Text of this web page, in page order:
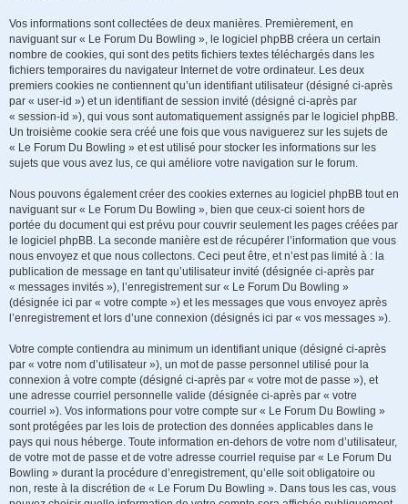
Vos informations sont collectées de deux manières. Premièrement, en
naviguant sur « Le Forum Du Bowling », le logiciel phpBB créera un certain
nombre de cookies, qui sont des petits fichiers textes téléchargés dans les
fichiers temporaires du navigateur Internet de votre ordinateur. Les deux
premiers cookies ne contiennent qu’un identifiant utilisateur (désigné ci-après
par « user-id ») et un identifiant de session invité (désigné ci-après par
« session-id »), qui vous sont automatiquement assignés par le logiciel phpBB.
Un troisième cookie sera créé une fois que vous naviguerez sur les sujets de
« Le Forum Du Bowling » et est utilisé pour stocker les informations sur les
sujets que vous avez lus, ce qui améliore votre navigation sur le forum.
Nous pouvons également créer des cookies externes au logiciel phpBB tout en
naviguant sur « Le Forum Du Bowling », bien que ceux-ci soient hors de
portée du document qui est prévu pour couvrir seulement les pages créées par
le logiciel phpBB. La seconde manière est de récupérer l’information que vous
nous envoyez et que nous collectons. Ceci peut être, et n’est pas limité à : la
publication de message en tant qu’utilisateur invité (désignée ci-après par
« messages invités »), l’enregistrement sur « Le Forum Du Bowling »
(désignée ici par « votre compte ») et les messages que vous envoyez après
l’enregistrement et lors d’une connexion (désignés ici par « vos messages »).
Votre compte contiendra au minimum un identifiant unique (désigné ci-après
par « votre nom d’utilisateur »), un mot de passe personnel utilisé pour la
connexion à votre compte (désigné ci-après par « votre mot de passe »), et
une adresse courriel personnelle valide (désignée ci-après par « votre
courriel »). Vos informations pour votre compte sur « Le Forum Du Bowling »
sont protégées par les lois de protection des données applicables dans le
pays qui nous héberge. Toute information en-dehors de votre nom d’utilisateur,
de votre mot de passe et de votre adresse courriel requise par « Le Forum Du
Bowling » durant la procédure d’enregistrement, qu’elle soit obligatoire ou
non, reste à la discrétion de « Le Forum Du Bowling ». Dans tous les cas, vous